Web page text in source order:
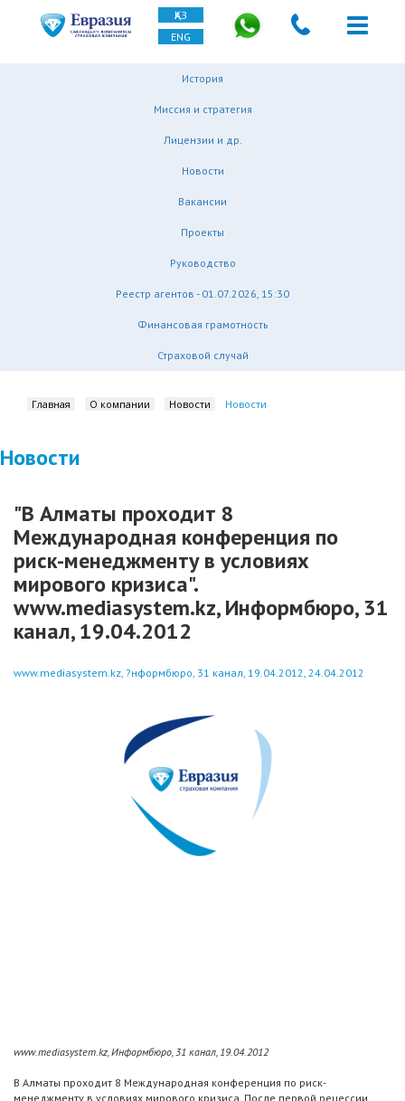
ҚАЗ
ENG
История
Миссия и стратегия
Лицензии и др.
Новости
Вакансии
Проекты
Руководство
Реестр агентов - 01.07.2026, 15:30
Финансовая грамотность
Страховой случай
Главная О компании Новости Новости
Новости
"В Алматы проходит 8
Международная конференция по
риск-менеджменту в условиях
мирового кризиса".
www.mediasystem.kz, Информбюро, 31
канал, 19.04.2012
www.mediasystem.kz, ?нформбюро, 31 канал, 19.04.2012, 24.04.2012
www.mediasystem.kz, Информбюро, 31 канал, 19.04.2012
В Алматы проходит 8 Международная конференция по риск-
менеджменту в условиях мирового кризиса. После первой рецессии